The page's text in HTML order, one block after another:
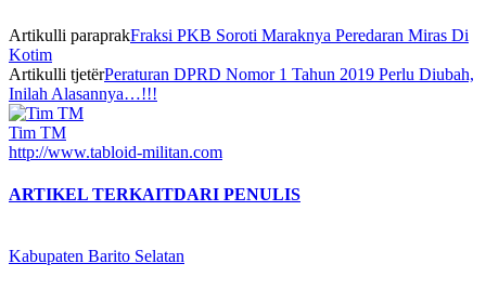
Artikulli paraprakFraksi PKB Soroti Maraknya Peredaran Miras Di
Kotim
Artikulli tjetërPeraturan DPRD Nomor 1 Tahun 2019 Perlu Diubah,
Inilah Alasannya…!!!
Tim TM
http://www.tabloid-militan.com
ARTIKEL TERKAITDARI PENULIS
Kabupaten Barito Selatan